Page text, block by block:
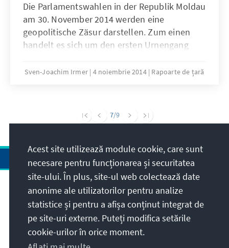
Die Parlamentswahlen in der Republik Moldau
am 30. November 2014 werden eine
geopolitische Zäsur darstellen. Zum einen
handelt es sich um den ersten Urnengang
Assoziierungsabkommens des Landes mit der
Bevölkerung Ängste hinsichtlich einer
ausgelöst haben.
Sven-Joachim Irmer 4 noiembrie 2014 Rapoarte de țară
7/9
Adresa
Contact
Acest site utilizează module cookie, care sunt
necesare pentru funcționarea și securitatea
site-ului. În plus, site-ul web colectează date
anonime ale utilizatorilor pentru analize
statistice și pentru a afișa conținut integrat de
pe site-uri externe. Puteți modifica setările
cookie-urilor în orice moment.